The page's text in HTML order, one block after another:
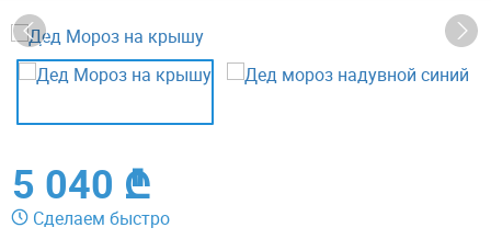
5 040 ₾
Сделаем быстро